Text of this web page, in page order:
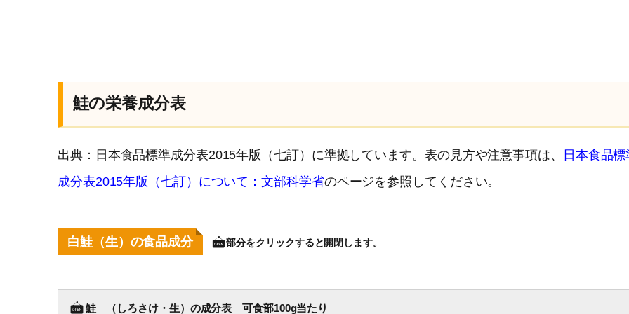
鮭の栄養成分表
出典：日本食品標準成分表2015年版（七訂）に準拠しています。表の見方や注意事項は、
日本食品標
成分表2015年版（七訂）について：文部科学省のページを参照してください。
白鮭（生）の食品成分 部分をクリックすると開閉します。
鮭 （しろさけ・生）の成分表 可食部100g当たり